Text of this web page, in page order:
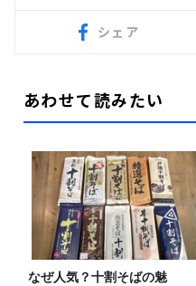
シェア
あわせて読みたい
なぜ人気？十割そばの魅